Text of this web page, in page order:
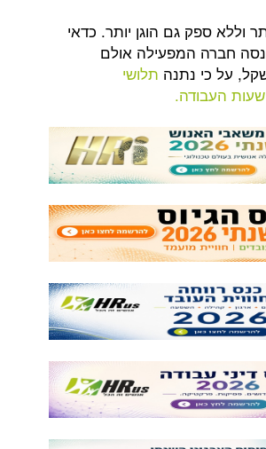
גם הוגן יותר. כדאי
אולם
תלושי